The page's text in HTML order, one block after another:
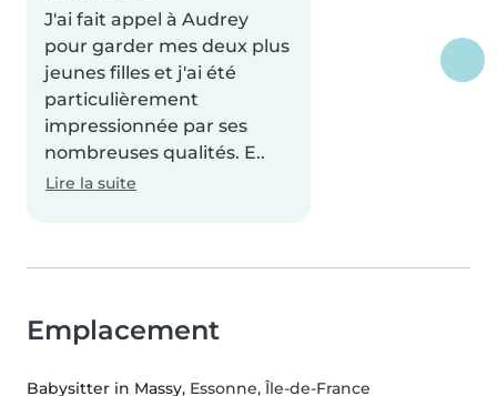
J'ai fait appel à Audrey
pour garder mes deux plus
jeunes filles et j'ai été
particulièrement
impressionnée par ses
nombreuses qualités. E..
Lire la suite
Emplacement
Babysitter in Massy, Essonne, Île-de-France